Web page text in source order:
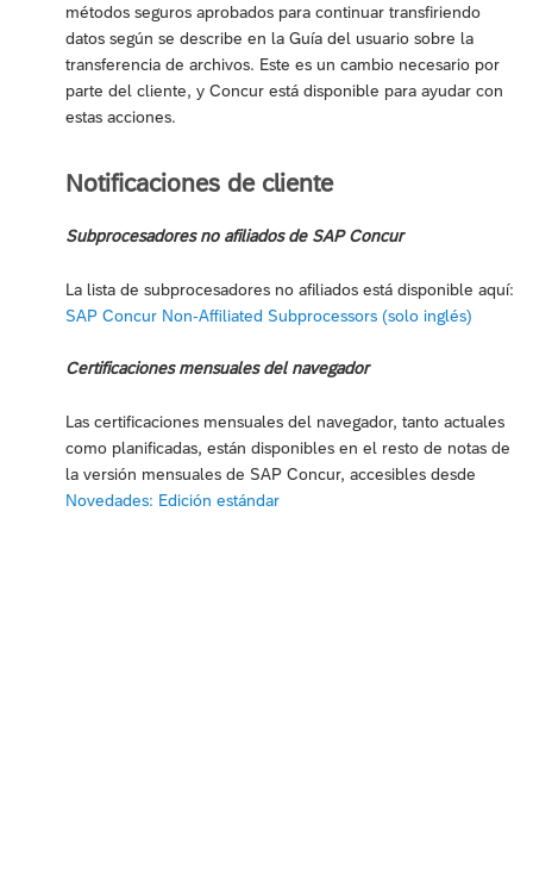
métodos seguros aprobados para continuar transfiriendo
datos según se describe en la Guía del usuario sobre la
transferencia de archivos. Este es un cambio necesario por
parte del cliente, y Concur está disponible para ayudar con
estas acciones.
Notificaciones de cliente
Subprocesadores no afiliados de SAP Concur
La lista de subprocesadores no afiliados está disponible aquí:
SAP Concur Non-Affiliated Subprocessors (solo inglés)
Certificaciones mensuales del navegador
Las certificaciones mensuales del navegador, tanto actuales
como planificadas, están disponibles en el resto de notas de
la versión mensuales de SAP Concur, accesibles desde
Novedades: Edición estándar